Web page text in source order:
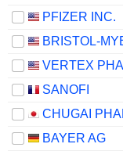
PFIZER INC.
SANOFI
BAYER AG